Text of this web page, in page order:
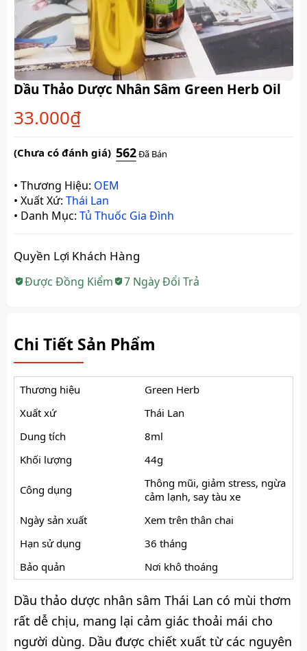
Dầu Thảo Dược Nhân Sâm Green Herb Oil
(Chưa có đánh giá) 562Đã Bán
33.000₫
• Thương Hiệu: OEM
• Xuất Xứ: Thái Lan
• Danh Mục: Tủ Thuốc Gia Đình
Quyền Lợi Khách Hàng
Được Đồng Kiểm 7 Ngày Đổi Trả
Chi Tiết Sản Phẩm
Thương hiệu
Green Herb
Xuất xứ
Thái Lan
Dung tích
8ml
Khối lượng
44g
Công dụng
Thông mũi, giảm stress, ngừa
cảm lạnh, say tàu xe
Ngày sản xuất
Xem trên thân chai
Hạn sử dụng
36 tháng
Bảo quản
Nơi khô thoáng
Dầu thảo dược nhân sâm Thái Lan có mùi thơm
rất dễ chịu, mang lại cảm giác thoải mái cho
người dùng. Dầu được chiết xuất từ các nguyên